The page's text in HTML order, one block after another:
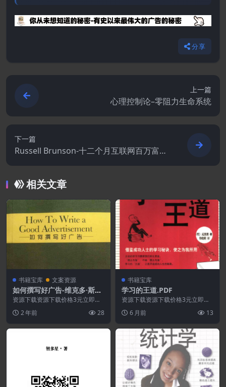
分享
上一篇
心理控制论–零阻力生命系统
下一篇
Russell Brunson-十二个月互联网百万富翁
[极为罕见][MP3]
相关文章
书籍宝库 文案资源
如何撰写好广告-维克多·斯瓦
布.PDF
资源下载资源下载价格3元立即购
2 年前 28
书籍宝库
学习的王道.PDF
资源下载资源下载价格3元立即购
源永久更新资源!一般...
6 月前 13